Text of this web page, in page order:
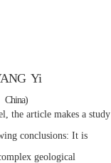
Yi
China)
the article makes a study
conclusions: It is
geological